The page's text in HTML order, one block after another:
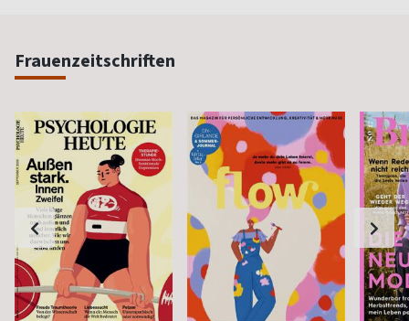
Frauenzeitschriften